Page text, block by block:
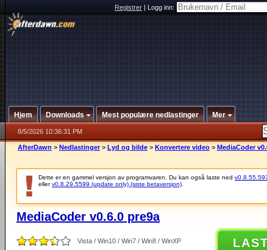
Registrer|Logg inn:
Hjem Downloads Mest populære nedlastinger Mer
8/5/2026 10:36:31 PM
AfterDawn > Nedlastinger > Lyd og bilde > Konvertere video > MediaCoder
Dette er en gammel versjon av programvaren. Du kan også laste ned
ellerv0.8.29.5599 (update only) (siste betaversjon)
MediaCoder v0.6.0 pre9a
Vista / Win10 / Win7 / Win8 / WinXP